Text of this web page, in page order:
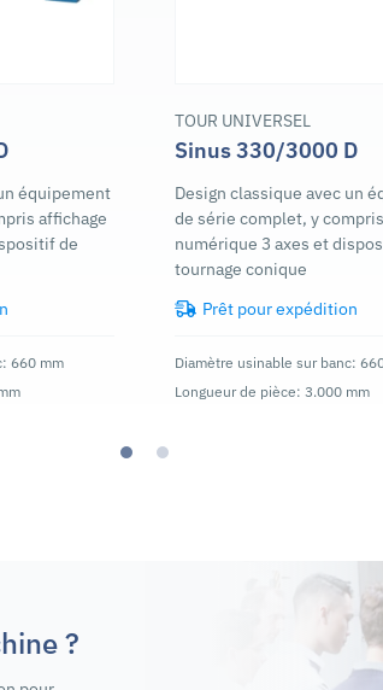
équipement
affichage
de
660 mm
TOUR UNIVERSEL
Sinus 330/3000 D
Design classique avec un
de série complet, y
numérique 3 axes et
tournage conique
Prêt pour expédition
Diamètre usinable sur banc:
Longueur de pièce: 3.000 mm
?